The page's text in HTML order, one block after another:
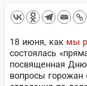
18 июня, как мы
состоялась
посвященная
вопросы горожан